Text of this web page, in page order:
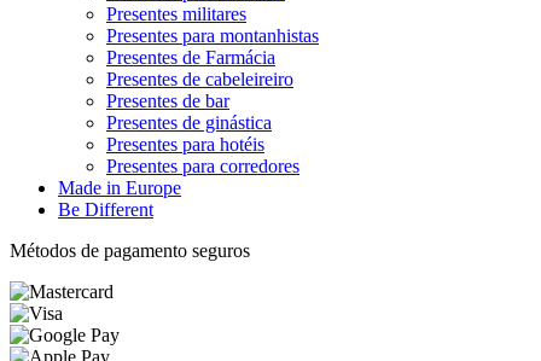
Presentes militares
Presentes para montanhistas
Presentes de Farmácia
Presentes de cabeleireiro
Presentes de bar
Presentes de ginástica
Presentes para hotéis
Presentes para corredores
Made in Europe
Be Different
Métodos de pagamento seguros